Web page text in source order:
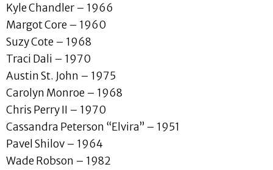
Kyle Chandler – 1966
Margot Core – 1960
Suzy Cote – 1968
Traci Dali – 1970
Austin St. John – 1975
Carolyn Monroe – 1968
Chris Perry II – 1970
Cassandra Peterson “Elvira” – 1951
Pavel Shilov – 1964
Wade Robson – 1982